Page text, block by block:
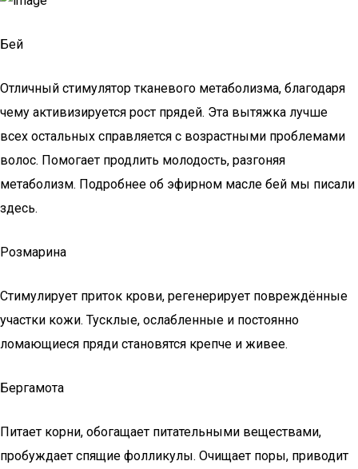
Бей
Отличный стимулятор тканевого метаболизма, благодаря
чему активизируется рост прядей. Эта вытяжка лучше
всех остальных справляется с возрастными проблемами
волос. Помогает продлить молодость, разгоняя
метаболизм. Подробнее об эфирном масле бей мы писали
здесь.
Розмарина
Стимулирует приток крови, регенерирует повреждённые
участки кожи. Тусклые, ослабленные и постоянно
ломающиеся пряди становятся крепче и живее.
Бергамота
Питает корни, обогащает питательными веществами,
пробуждает спящие фолликулы. Очищает поры, приводит